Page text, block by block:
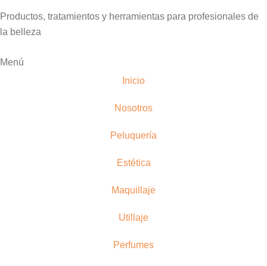
Productos, tratamientos y herramientas para profesionales de
la belleza
Menú
Inicio
Nosotros
Peluquería
Estética
Maquillaje
Utillaje
Perfumes